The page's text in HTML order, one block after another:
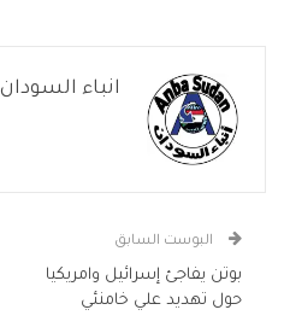
انباء السودان
البوست السابق
بوتن يفاجئ إسرائيل وامريكيا
حول تهديد علي خامنئي